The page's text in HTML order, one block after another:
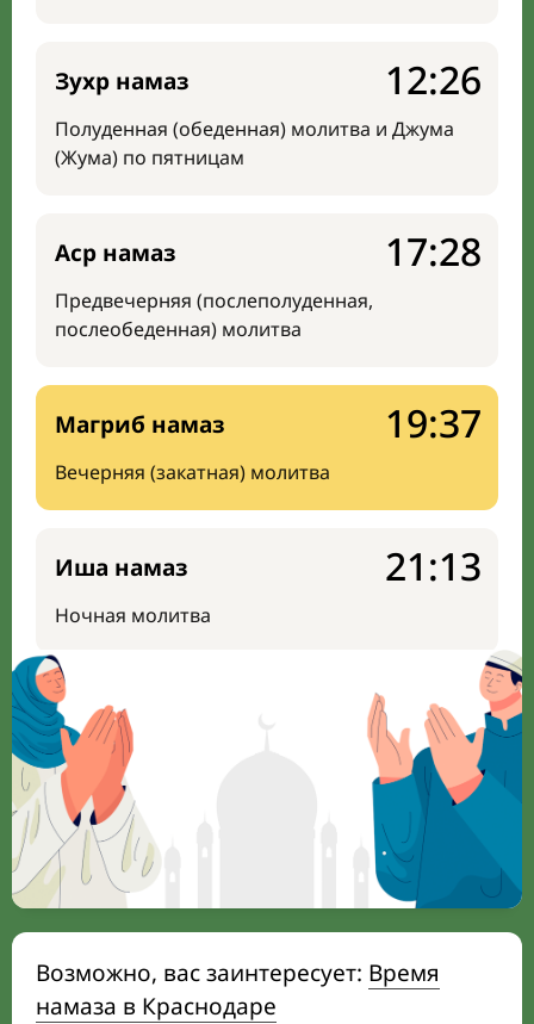
Зухр намаз
Полуденная (обеденная) молитва и Джума
(Жума) по пятницам
12:26
Аср намаз
Предвечерняя (послеполуденная,
послеобеденная) молитва
17:28
Магриб намаз
Вечерняя (закатная) молитва
19:37
Иша намаз
Ночная молитва
21:13
Возможно, вас заинтересует: Время
намаза в Краснодаре